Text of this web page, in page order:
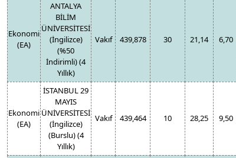
Ekonomi
(EA)
ANTALYA
BİLİM
ÜNİVERSİTESİ
(İngilizce)
(%50
İndirimli) (4
Yıllık)
Vakıf 439,878 30 21,14 6,70
Ekonomi
(EA)
İSTANBUL 29
MAYIS
ÜNİVERSİTESİ
(İngilizce)
(Burslu) (4
Yıllık)
Vakıf 439,464 10 28,25 9,50